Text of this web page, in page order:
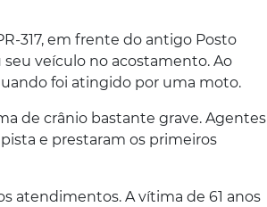
317, em frente do antigo Posto
veículo no acostamento. Ao
foi atingido por uma moto.
de crânio bastante grave. Agentes
e prestaram os primeiros
atendimentos. A vítima de 61 anos